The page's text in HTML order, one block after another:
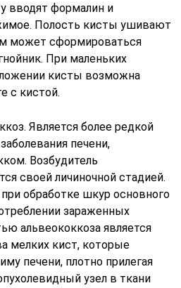
вводят формалин и
Полость кисты ушивают
может сформироваться
При маленьких
кисты возможна
с кистой.
Является более редкой
печени,
Возбудитель
своей личиночной стадией.
обработке шкур основного
зараженных
альвеококкоза является
мелких кист, которые
печени, плотно прилегая
узел в ткани